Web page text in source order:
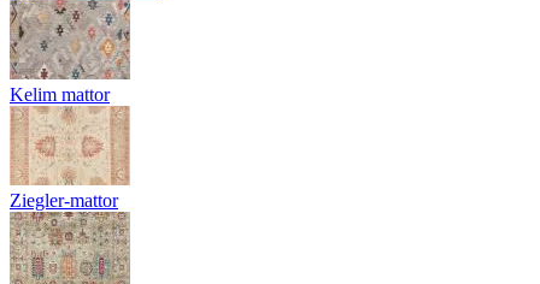
Kelim mattor
Ziegler-mattor